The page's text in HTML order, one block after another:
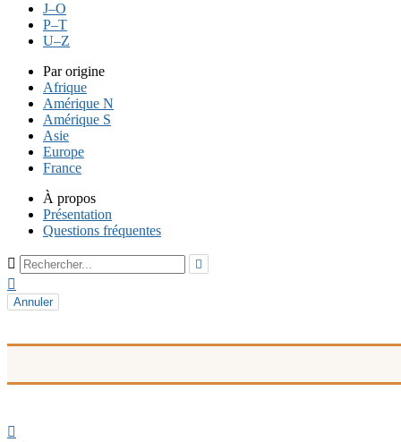
J–O
P–T
U–Z
Par origine
Afrique
Amérique N
Amérique S
Asie
Europe
France
À propos
Présentation
Questions fréquentes
 

Annuler
